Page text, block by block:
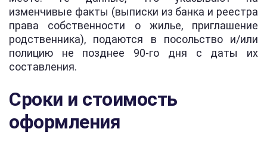
изменчивые факты (выписки из банка и реестра
права собственности о жилье, приглашение
родственника), подаются в посольство и/или
полицию не позднее 90-го дня с даты их
составления.
Сроки и стоимость
оформления